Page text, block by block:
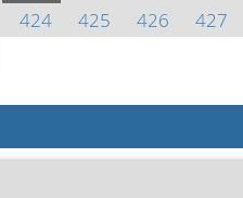
424 425 426 427